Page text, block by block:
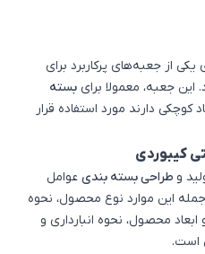
از جعبه‌های پرکاربرد برای
جعبه‌، معمولا برای بسته
کوچکی دارند مورد استفاده قرار
کیبوردی
و طراحی بسته ‌بندی عوامل
این موارد نوع محصول، نحوه
محصول، نحوه انبارداری و
است.